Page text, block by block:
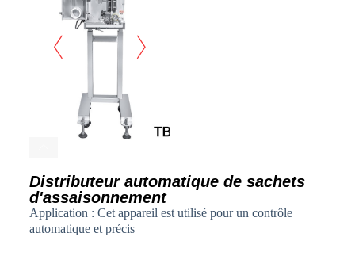
Distributeur automatique de sachets
d'assaisonnement
Application : Cet appareil est utilisé pour un contrôle
automatique et précis